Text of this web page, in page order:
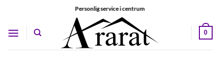
content
Personlig service i centrum
0